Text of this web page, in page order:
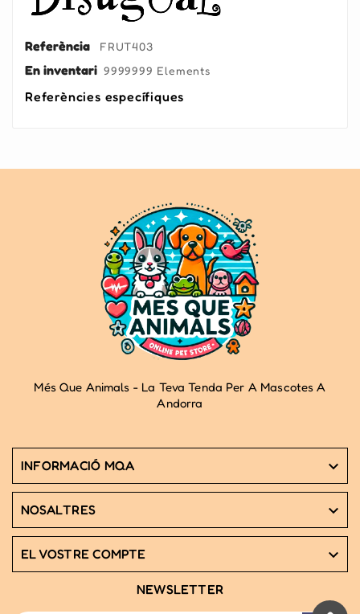
Referència FRUT403
En inventari 9999999 Elements
Referències específiques
Més Que Animals - La Teva Tenda Per A Mascotes A
Andorra
INFORMACIÓ MQA 
NOSALTRES 
EL VOSTRE COMPTE 
NEWSLETTER